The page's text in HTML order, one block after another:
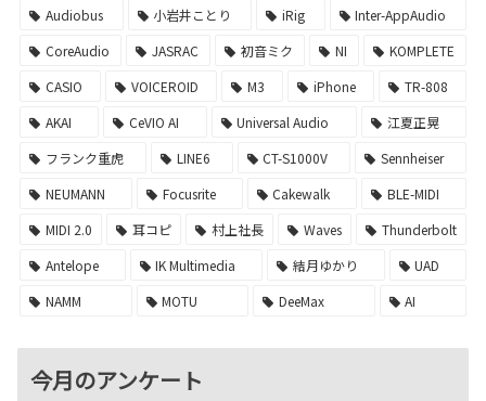
Audiobus
小岩井ことり iRig
Inter-AppAudio
CoreAudio
JASRAC 初音ミク NI
KOMPLETE
CASIO
VOICEROID M3 iPhone
TR-808
AKAI
CeVIO AI Universal Audio
江夏正晃
フランク重虎
LINE6 CT-S1000V
Sennheiser
NEUMANN
Focusrite Cakewalk
BLE-MIDI
MIDI 2.0
耳コピ 村上社長 Waves
Thunderbolt
Antelope
IK Multimedia 結月ゆかり
UAD
NAMM
MOTU DeeMax AI
今月のアンケート